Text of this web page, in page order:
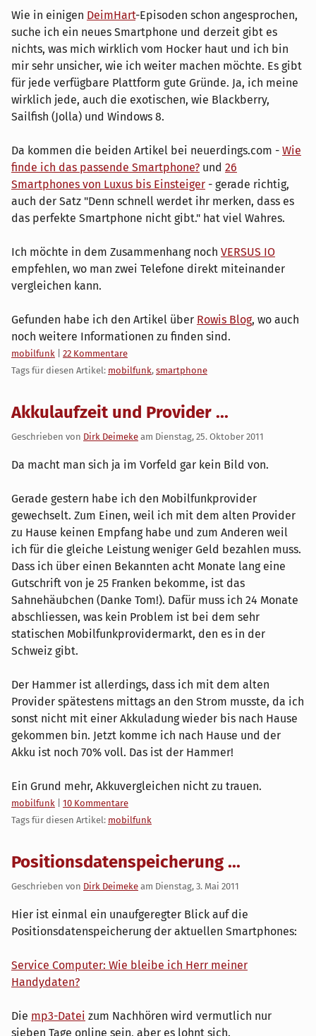
Wie in einigen DeimHart-Episoden schon angesprochen,
suche ich ein neues Smartphone und derzeit gibt es
nichts, was mich wirklich vom Hocker haut und ich bin
mir sehr unsicher, wie ich weiter machen möchte. Es gibt
für jede verfügbare Plattform gute Gründe. Ja, ich meine
wirklich jede, auch die exotischen, wie Blackberry,
Sailfish (Jolla) und Windows 8.
Da kommen die beiden Artikel bei neuerdings.com - Wie
finde ich das passende Smartphone? und 26
Smartphones von Luxus bis Einsteiger - gerade richtig,
auch der Satz "Denn schnell werdet ihr merken, dass es
das perfekte Smartphone nicht gibt." hat viel Wahres.
Ich möchte in dem Zusammenhang noch VERSUS IO
empfehlen, wo man zwei Telefone direkt miteinander
vergleichen kann.
Gefunden habe ich den Artikel über Rowis Blog, wo auch
noch weitere Informationen zu finden sind.
Kategorien:
mobilfunk
22 Kommentare
Tags für diesen Artikel: mobilfunk, smartphone
Akkulaufzeit und Provider ...
Geschrieben von Dirk Deimeke am Dienstag, 25. Oktober 2011
Da macht man sich ja im Vorfeld gar kein Bild von.
Gerade gestern habe ich den Mobilfunkprovider
gewechselt. Zum Einen, weil ich mit dem alten Provider
zu Hause keinen Empfang habe und zum Anderen weil
ich für die gleiche Leistung weniger Geld bezahlen muss.
Dass ich über einen Bekannten acht Monate lang eine
Gutschrift von je 25 Franken bekomme, ist das
Sahnehäubchen (Danke Tom!). Dafür muss ich 24 Monate
abschliessen, was kein Problem ist bei dem sehr
statischen Mobilfunkprovidermarkt, den es in der
Schweiz gibt.
Der Hammer ist allerdings, dass ich mit dem alten
Provider spätestens mittags an den Strom musste, da ich
sonst nicht mit einer Akkuladung wieder bis nach Hause
gekommen bin. Jetzt komme ich nach Hause und der
Akku ist noch 70% voll. Das ist der Hammer!
Ein Grund mehr, Akkuvergleichen nicht zu trauen.
Kategorien:
mobilfunk
10 Kommentare
Tags für diesen Artikel: mobilfunk
Positionsdatenspeicherung ...
Geschrieben von Dirk Deimeke am Dienstag, 3. Mai 2011
Hier ist einmal ein unaufgeregter Blick auf die
Positionsdatenspeicherung der aktuellen Smartphones:
Service Computer: Wie bleibe ich Herr meiner
Handydaten?
Die mp3-Datei zum Nachhören wird vermutlich nur
sieben Tage online sein, aber es lohnt sich.